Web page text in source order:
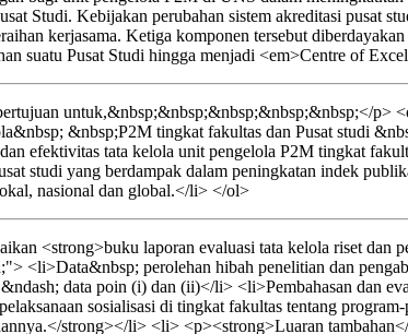
Studi. Kebijakan perubahan sistem akreditasi pusat
kerjasama. Ketiga komponen tersebut
suatu Pusat Studi hingga menjadi <em>Centre of
untuk,&nbsp;&nbsp;&nbsp;&nbsp;&nbsp;</
&nbsp;P2M tingkat fakultas dan Pusat studi
efektivitas tata kelola unit pengelola P2M tingkat
studi yang berdampak dalam peningkatan indek
nasional dan global.</li> </ol>
<strong>buku laporan evaluasi tata kelola riset dan
<li>Data&nbsp; perolehan hibah penelitian dan
data poin (i) dan (ii)</li> <li>Pembahasan dan
sosialisasi di tingkat fakultas tentang
strong></li> <li> <p><strong>Luaran